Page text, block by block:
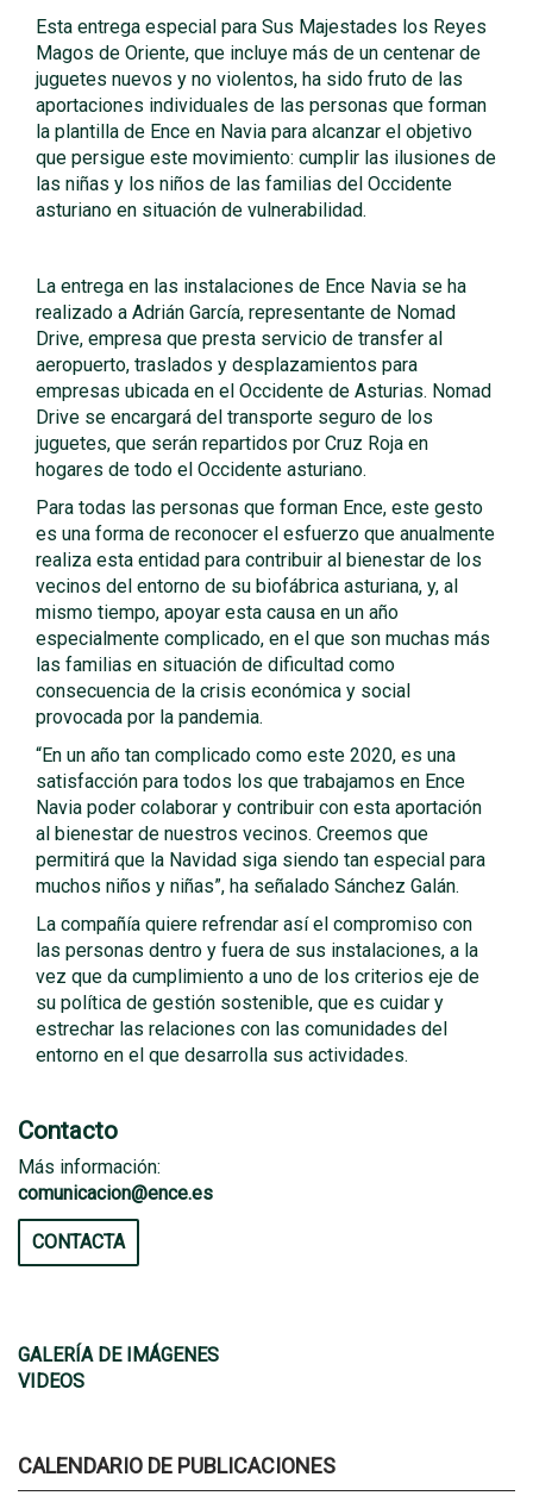
Esta entrega especial para Sus Majestades los Reyes
Magos de Oriente, que incluye más de un centenar de
juguetes nuevos y no violentos, ha sido fruto de las
aportaciones individuales de las personas que forman
la plantilla de Ence en Navia para alcanzar el objetivo
que persigue este movimiento: cumplir las ilusiones de
las niñas y los niños de las familias del Occidente
asturiano en situación de vulnerabilidad.
La entrega en las instalaciones de Ence Navia se ha
realizado a Adrián García, representante de Nomad
Drive, empresa que presta servicio de transfer al
aeropuerto, traslados y desplazamientos para
empresas ubicada en el Occidente de Asturias. Nomad
Drive se encargará del transporte seguro de los
juguetes, que serán repartidos por Cruz Roja en
hogares de todo el Occidente asturiano.
Para todas las personas que forman Ence, este gesto
es una forma de reconocer el esfuerzo que anualmente
realiza esta entidad para contribuir al bienestar de los
vecinos del entorno de su biofábrica asturiana, y, al
mismo tiempo, apoyar esta causa en un año
especialmente complicado, en el que son muchas más
las familias en situación de dificultad como
consecuencia de la crisis económica y social
provocada por la pandemia.
“En un año tan complicado como este 2020, es una
satisfacción para todos los que trabajamos en Ence
Navia poder colaborar y contribuir con esta aportación
al bienestar de nuestros vecinos. Creemos que
permitirá que la Navidad siga siendo tan especial para
muchos niños y niñas”, ha señalado Sánchez Galán.
La compañía quiere refrendar así el compromiso con
las personas dentro y fuera de sus instalaciones, a la
vez que da cumplimiento a uno de los criterios eje de
su política de gestión sostenible, que es cuidar y
estrechar las relaciones con las comunidades del
entorno en el que desarrolla sus actividades.
Contacto
Más información:
comunicacion@ence.es
CONTACTA
GALERÍA DE IMÁGENES
VIDEOS
CALENDARIO DE PUBLICACIONES